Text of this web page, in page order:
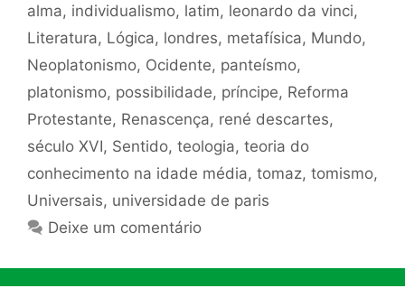
alma, individualismo, latim, leonardo da vinci,
Literatura, Lógica, londres, metafísica, Mundo,
Neoplatonismo, Ocidente, panteísmo,
platonismo, possibilidade, príncipe, Reforma
Protestante, Renascença, rené descartes,
século XVI, Sentido, teologia, teoria do
conhecimento na idade média, tomaz, tomismo,
Universais, universidade de paris
Deixe um comentário